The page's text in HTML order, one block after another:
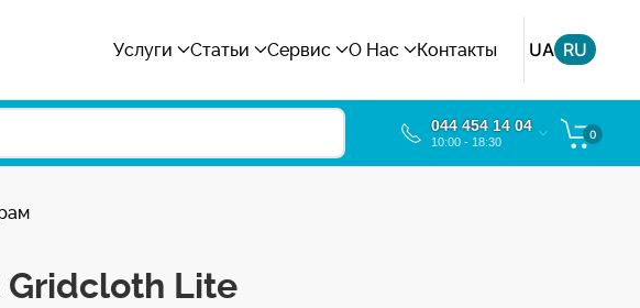
Услуги Статьи Сервис О Нас Контакты UA RU
044 454 14 04
10:00 - 18:30
0
Gridcloth Lite